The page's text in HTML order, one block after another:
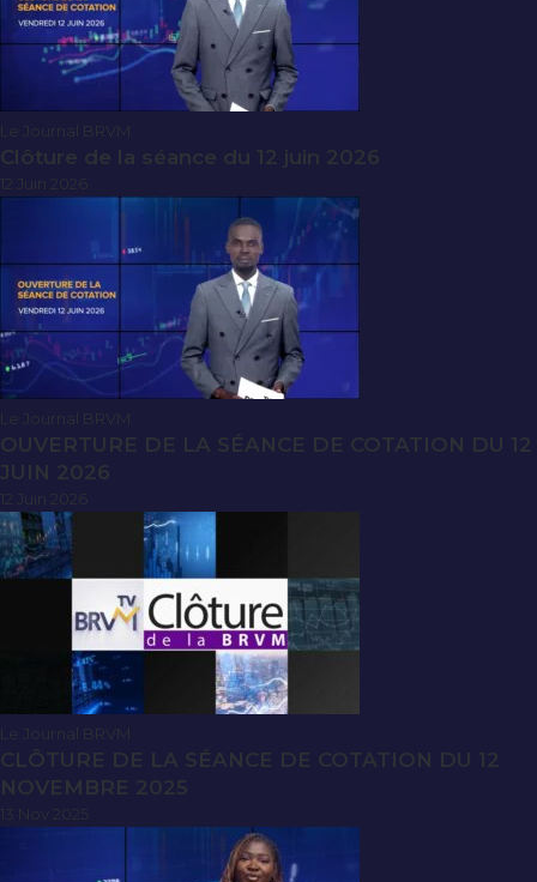
Le Journal BRVM
Clôture de la séance du 12 juin 2026
Le Journal BRVM
OUVERTURE DE LA SÉANCE DE COTATION DU 12
JUIN 2026
Le Journal BRVM
CLÔTURE DE LA SÉANCE DE COTATION DU 12
NOVEMBRE 2025